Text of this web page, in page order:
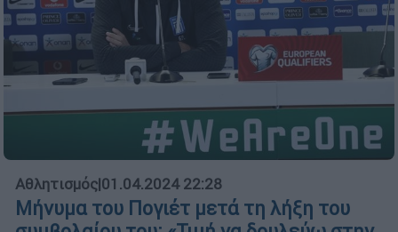
Αθλητισμός|01.04.2024 22:28
Μήνυμα του Πογιέτ μετά τη λήξη του